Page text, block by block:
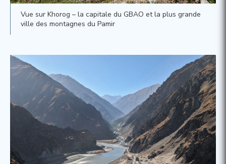
Vue sur Khorog – la capitale du GBAO et la plus grande
ville des montagnes du Pamir